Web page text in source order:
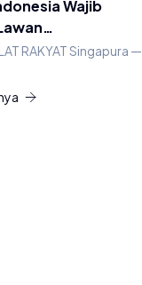
Wajib
RAKYAT Singapura —